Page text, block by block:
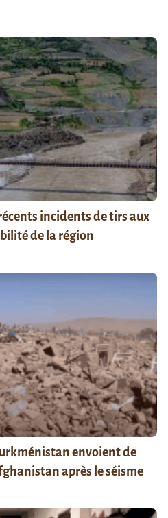
incidents de tirs aux
de la région
envoient de
après le séisme